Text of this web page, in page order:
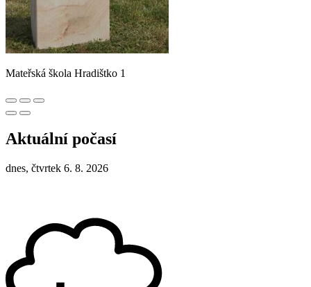
Mateřská škola Hradištko 1
Aktuální počasí
dnes, čtvrtek 6. 8. 2026